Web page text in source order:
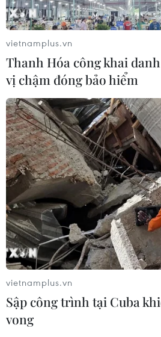
vietnamplus.vn
Thanh Hóa công khai
vị chậm đóng bảo hiểm
vietnamplus.vn
Sập công trình tại Cuba
vong